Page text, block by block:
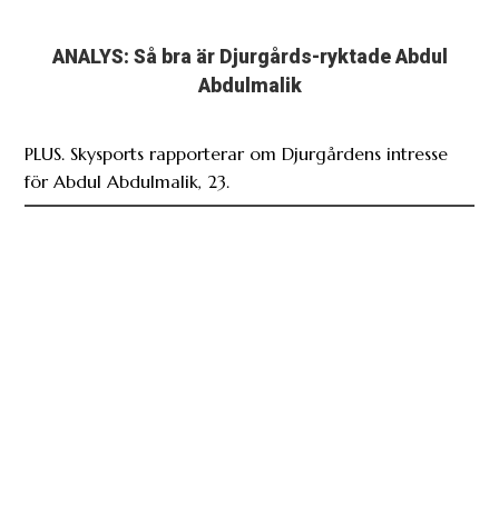
ANALYS: Så bra är Djurgårds-ryktade Abdul
Abdulmalik
PLUS. Skysports rapporterar om Djurgårdens intresse
för Abdul Abdulmalik, 23.